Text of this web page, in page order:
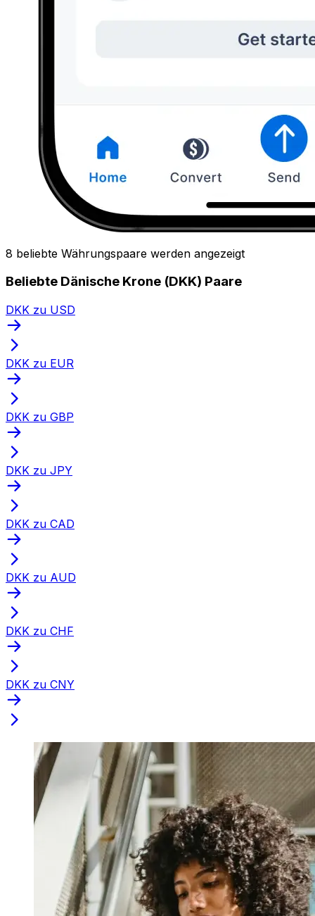
8 beliebte Währungspaare werden angezeigt
Beliebte Dänische Krone (DKK) Paare
DKK zu USD
DKK zu EUR
DKK zu GBP
DKK zu JPY
DKK zu CAD
DKK zu AUD
DKK zu CHF
DKK zu CNY